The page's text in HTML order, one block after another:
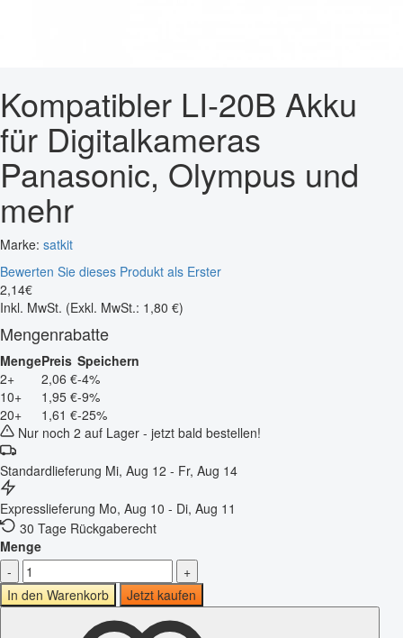
Kompatibler LI-20B Akku
für Digitalkameras
Panasonic, Olympus und
mehr
Marke: satkit
Bewerten Sie dieses Produkt als Erster
2,14€
Inkl. MwSt. (Exkl. MwSt.: 1,80 €)
Mengenrabatte
MengePreis Speichern
2+
2,06 €-4%
10+
1,95 €-9%
20+
1,61 €-25%
Nur noch 2 auf Lager - jetzt bald bestellen!
Standardlieferung Mi, Aug 12 - Fr, Aug 14
Expresslieferung Mo, Aug 10 - Di, Aug 11
30 Tage Rückgaberecht
Menge
-
+
In den Warenkorb
Jetzt kaufen